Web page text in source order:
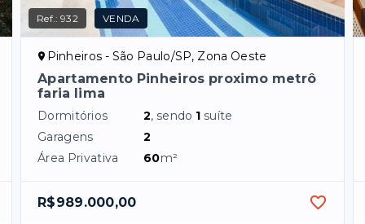
Ref.:932 VENDA
Pinheiros - São Paulo/SP, Zona Oeste
Apartamento Pinheiros proximo metrô
faria lima
Dormitórios 2, sendo 1 suíte
Garagens
2
Área Privativa
60m²
R$989.000,00